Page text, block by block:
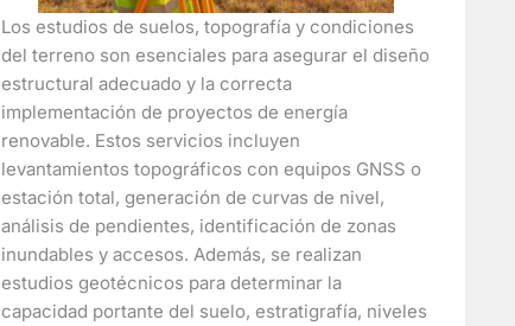
Los estudios de suelos, topografía y condiciones
del terreno son esenciales para asegurar el diseño
estructural adecuado y la correcta
implementación de proyectos de energía
renovable. Estos servicios incluyen
levantamientos topográficos con equipos GNSS o
estación total, generación de curvas de nivel,
análisis de pendientes, identificación de zonas
inundables y accesos. Además, se realizan
estudios geotécnicos para determinar la
capacidad portante del suelo, estratigrafía, niveles